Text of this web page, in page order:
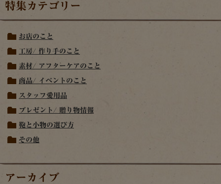
特集カテゴリー
お店のこと
工房/ 作り手のこと
素材/ アフターケアのこと
商品/ イベントのこと
スタッフ愛用品
プレゼント/ 贈り物情報
鞄と小物の選び方
その他
アーカイブ